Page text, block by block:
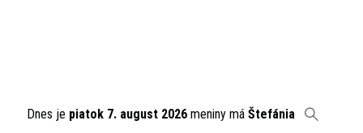
Dnes je piatok 7. august 2026 meniny má Štefánia